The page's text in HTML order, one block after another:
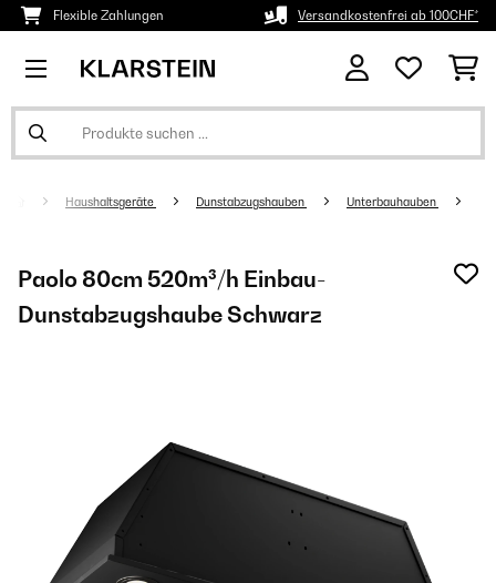
Flexible Zahlungen Versandkostenfrei ab 100CHF*
Haushaltsgeräte Dunstabzugshauben Unterbauhauben
Paolo 80cm 520m³/h Einbau-
Dunstabzugshaube Schwarz